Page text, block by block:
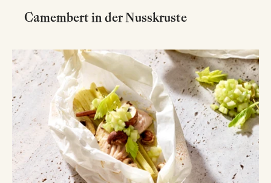
Camembert in der Nusskruste